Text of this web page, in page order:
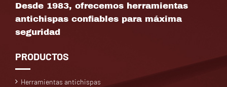
Desde 1983, ofrecemos herramientas
antichispas confiables para máxima
seguridad
PRODUCTOS
Herramientas antichispas